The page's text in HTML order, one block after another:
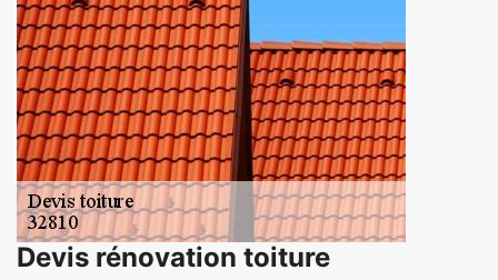
Devis rénovation toiture